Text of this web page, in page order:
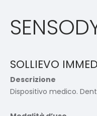
SOLLIEVO
Descrizione
Dispositivo medico.